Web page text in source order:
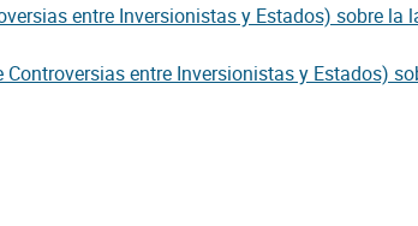
entre Inversionistas y Estados) sobre la
entre Inversionistas y Estados)